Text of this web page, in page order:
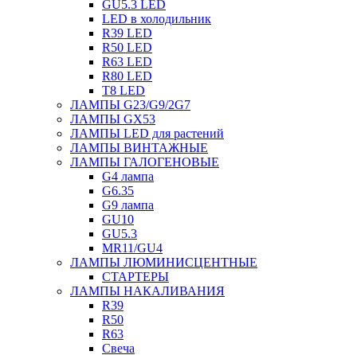
GU5.3 LED
LED в холодильник
R39 LED
R50 LED
R63 LED
R80 LED
T8 LED
ЛАМПЫ G23/G9/2G7
ЛАМПЫ GX53
ЛАМПЫ LED для растений
ЛАМПЫ ВИНТАЖНЫЕ
ЛАМПЫ ГАЛОГЕНОВЫЕ
G4 лампа
G6.35
G9 лампа
GU10
GU5.3
MR11/GU4
ЛАМПЫ ЛЮМИНИСЦЕНТНЫЕ
СТАРТЕРЫ
ЛАМПЫ НАКАЛИВАНИЯ
R39
R50
R63
Свеча